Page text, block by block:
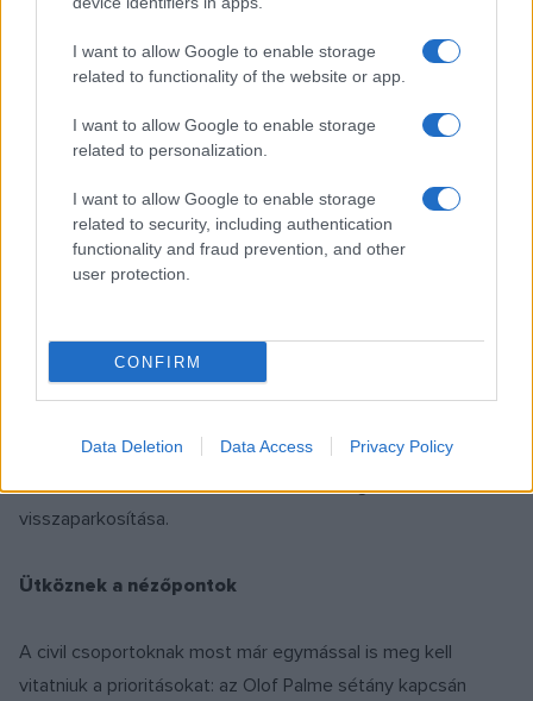
I want to allow Google to enable storage
related to functionality of the website or app.
I want to allow Google to enable storage
related to personalization.
I want to allow Google to enable storage
related to security, including authentication
functionality and fraud prevention, and other
user protection.
CONFIRM
Data Deletion Data Access Privacy Policy
európai Művészettörténeti Központ is, melynek kutatási
eredményei kiállításokban is megmutatkoznak majd.
Baán László hangsúlyozta, hogy a Magyar Zene Házára
jogerős építési engedéllyel rendelkeznek, így rövidesen
indul a területen álló volt Hungexpo irodaházak bontása, ezt
követően a Közlekedési Múzeum ráépítéseit, majd a Petőfi
Csarnokot is elbontják. Mint emlékeztetett, nemrég
megszületett a Liget tájépítészeti és a Néprajzi Múzeum
Stúdió tájépítészeti szakemberei maguk számolták ki, hogy
a parkrekonstrukció után a Városligetben legalább 68
ebben a számban még nincs benne a Néprajzi Múzeum
zöldfelülete, sem a Hősök terének részleges
visszaparkosítása.
Ütköznek a nézőpontok
A civil csoportoknak most már egymással is meg kell
vitatniuk a prioritásokat: az Olof Palme sétány kapcsán